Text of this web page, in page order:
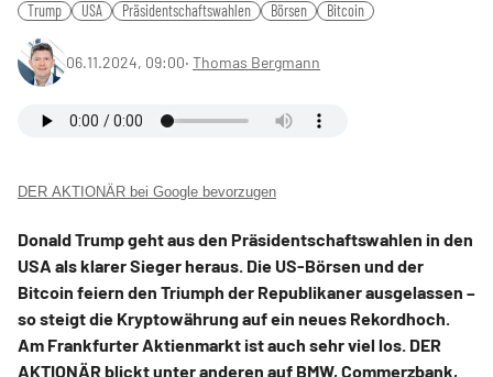
Trump USA Präsidentschaftswahlen Börsen Bitcoin
06.11.2024, 09:00‧ Thomas Bergmann
DER AKTIONÄR bei Google bevorzugen
Donald Trump geht aus den Präsidentschaftswahlen in den
USA als klarer Sieger heraus. Die US-Börsen und der
Bitcoin feiern den Triumph der Republikaner ausgelassen –
so steigt die Kryptowährung auf ein neues Rekordhoch.
Am Frankfurter Aktienmarkt ist auch sehr viel los. DER
AKTIONÄR blickt unter anderen auf BMW, Commerzbank,